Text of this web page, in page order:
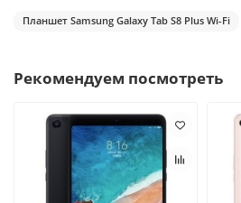
Планшет Samsung Galaxy Tab S8 Plus Wi-Fi
Рекомендуем посмотреть